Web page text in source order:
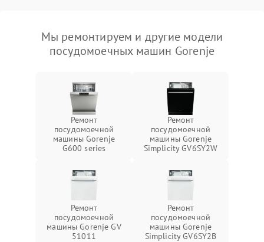
Мы ремонтируем и другие модели
посудомоечных машин Gorenje
Ремонт
посудомоечной
машины Gorenje
G600 series
Ремонт
посудомоечной
машины Gorenje
Simplicity GV6SY2W
Ремонт
посудомоечной
машины Gorenje GV
51011
Ремонт
посудомоечной
машины Gorenje
Simplicity GV6SY2B